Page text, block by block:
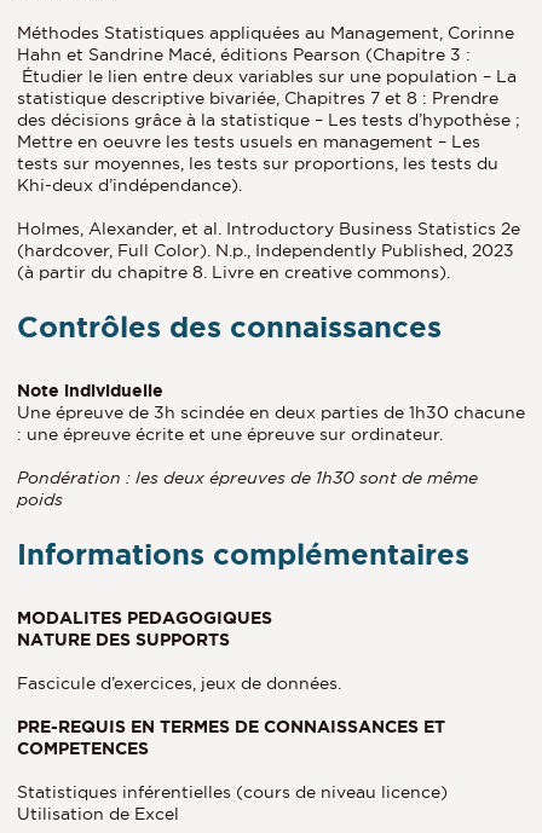
Méthodes Statistiques appliquées au Management, Corinne
Hahn et Sandrine Macé, éditions Pearson (Chapitre 3 :
Étudier le lien entre deux variables sur une population – La
statistique descriptive bivariée, Chapitres 7 et 8 : Prendre
des décisions grâce à la statistique – Les tests d’hypothèse ;
Mettre en oeuvre les tests usuels en management – Les
tests sur moyennes, les tests sur proportions, les tests du
Khi-deux d’indépendance).
Holmes, Alexander, et al. Introductory Business Statistics 2e
(hardcover, Full Color). N.p., Independently Published, 2023
(à partir du chapitre 8. Livre en creative commons).
Contrôles des connaissances
Note individuelle
Une épreuve de 3h scindée en deux parties de 1h30 chacune
: une épreuve écrite et une épreuve sur ordinateur.
Pondération : les deux épreuves de 1h30 sont de même
poids
Informations complémentaires
MODALITES PEDAGOGIQUES
NATURE DES SUPPORTS
Fascicule d’exercices, jeux de données.
PRE-REQUIS EN TERMES DE CONNAISSANCES ET
COMPETENCES
Statistiques inférentielles (cours de niveau licence)
Utilisation de Excel